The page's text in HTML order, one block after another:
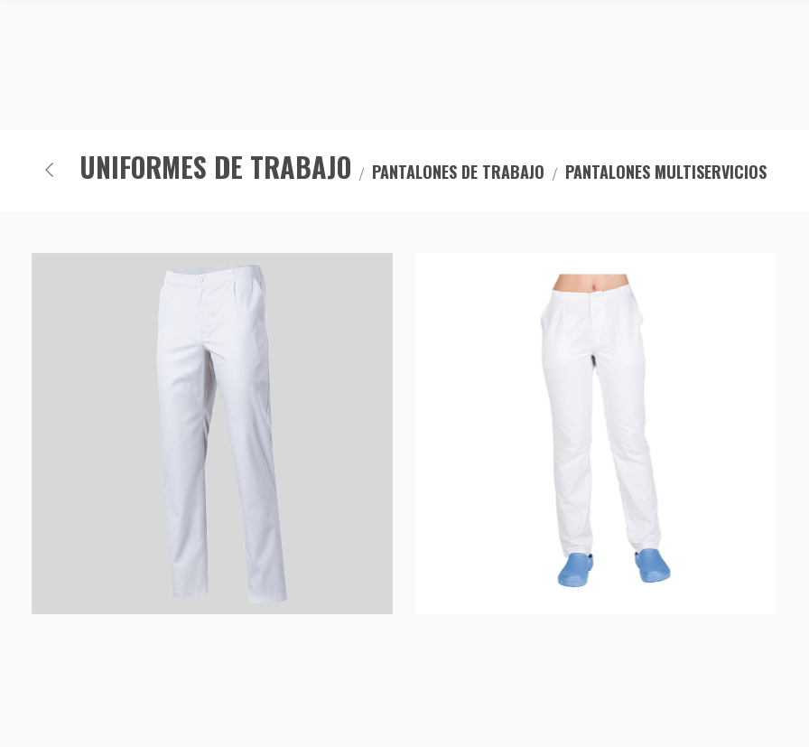
UNIFORMES DE TRABAJO PANTALONES DE TRABAJO PANTALONES MULTISERVICIOS